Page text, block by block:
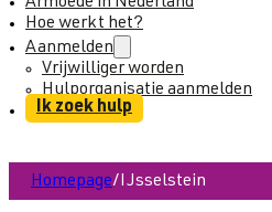
Hoe werkt het?
Aanmelden
Vrijwilliger worden
Hulporganisatie aanmelden
Ik zoek hulp
Homepage/IJsselstein